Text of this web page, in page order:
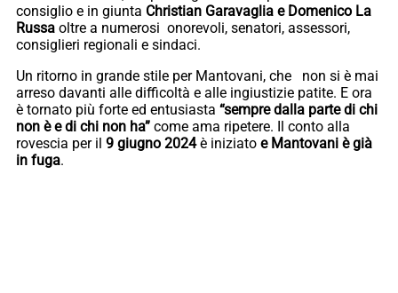
consiglio e in giunta Christian Garavaglia e Domenico La
Russa oltre a numerosi onorevoli, senatori, assessori,
consiglieri regionali e sindaci.
Un ritorno in grande stile per Mantovani, che non si è mai
arreso davanti alle difficoltà e alle ingiustizie patite. E ora
è tornato più forte ed entusiasta “sempre dalla parte di chi
non è e di chi non ha” come ama ripetere. Il conto alla
rovescia per il 9 giugno 2024è iniziato e Mantovani è già
in fuga.